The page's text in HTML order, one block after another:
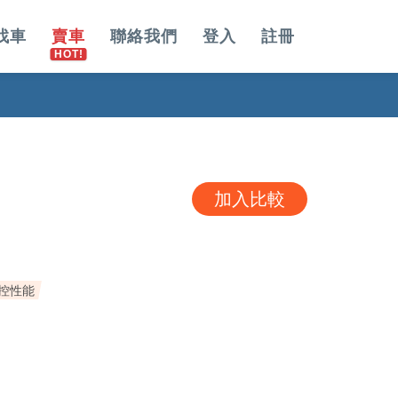
車 賣車 聯絡我們 登入 註冊
加入比較
性能